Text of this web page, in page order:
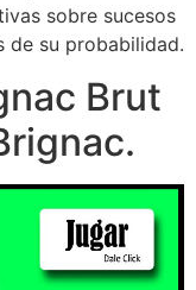
sobre sucesos
de su probabilidad.
Brut